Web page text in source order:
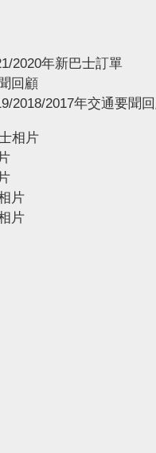
2020年新巴士訂單
回顧
2018/2017年交通要聞
相片
片
片